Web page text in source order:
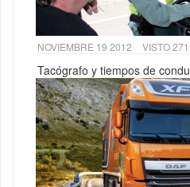
NOVIEMBRE 19 2012 VISTO
Tacógrafo y tiempos de